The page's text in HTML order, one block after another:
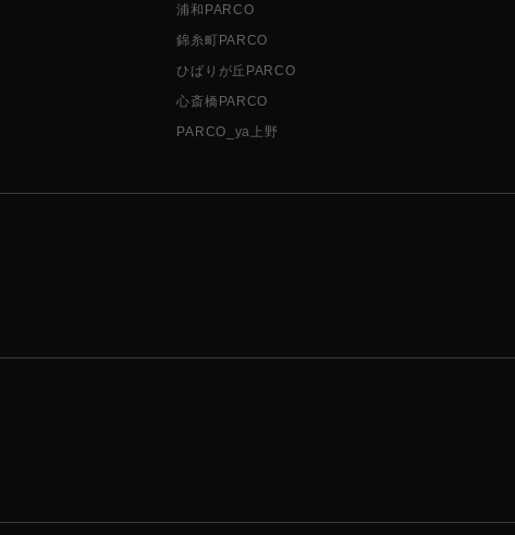
浦和PARCO
錦糸町PARCO
ひばりが丘PARCO
心斎橋PARCO
PARCO_ya上野